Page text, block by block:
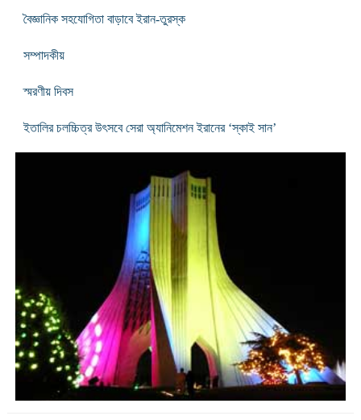
বৈজ্ঞানিক সহযোগিতা বাড়াবে ইরান-তুরস্ক
সম্পাদকীয়
স্মরণীয় দিবস
ইতালির চলচ্চিত্র উৎসবে সেরা অ্যানিমেশন ইরানের ‘স্কাই সান’